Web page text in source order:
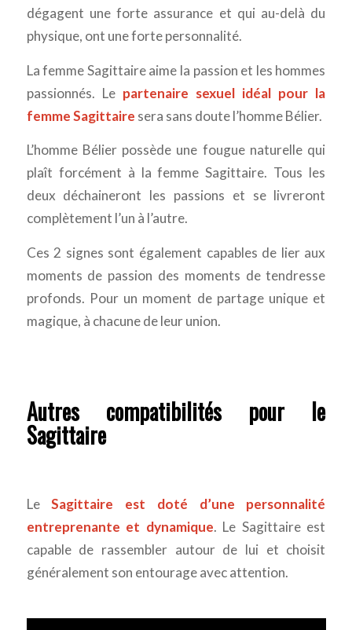
dégagent une forte assurance et qui au-delà du
physique, ont une forte personnalité.
La femme Sagittaire aime la passion et les hommes
passionnés. Le partenaire sexuel idéal pour la
femme Sagittaire sera sans doute l’homme Bélier.
L’homme Bélier possède une fougue naturelle qui
plaît forcément à la femme Sagittaire. Tous les
deux déchaineront les passions et se livreront
complètement l’un à l’autre.
Ces 2 signes sont également capables de lier aux
moments de passion des moments de tendresse
profonds. Pour un moment de partage unique et
magique, à chacune de leur union.
Autres compatibilités pour le
Sagittaire
LeSagittaire est doté d’une personnalité
entreprenante et dynamique. Le Sagittaire est
capable de rassembler autour de lui et choisit
généralement son entourage avec attention.